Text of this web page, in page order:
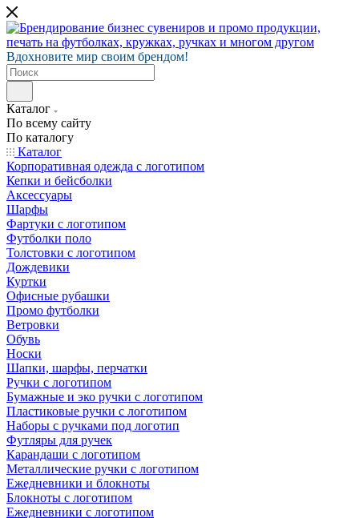
Вдохновите мир своим брендом!
Каталог
По всему сайту
По каталогу
Каталог
Корпоративная одежда с логотипом
Кепки и бейсболки
Аксессуары
Шарфы
Фартуки с логотипом
Футболки поло
Толстовки с логотипом
Дождевики
Куртки
Офисные рубашки
Промо футболки
Ветровки
Обувь
Носки
Шапки, шарфы, перчатки
Ручки с логотипом
Бумажные и эко ручки с логотипом
Пластиковые ручки с логотипом
Наборы с ручками под логотип
Футляры для ручек
Карандаши с логотипом
Металлические ручки с логотипом
Ежедневники и блокноты
Блокноты с логотипом
Ежедневники с логотипом